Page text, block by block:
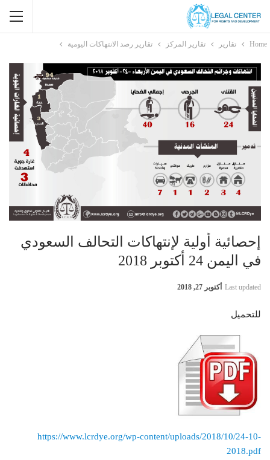
Home تقارير تقارير المركز تقارير رصد الانتهاكات اليومية
إحصائية أولية لإنتهاكات التحالف السعودي
في اليمن 24 أكتوبر 2018
Last updated أكتوبر 27, 2018
للتحميل
https://www.lcrdye.org/wp-content/uploads/2018/10/24-10-
2018.pdf